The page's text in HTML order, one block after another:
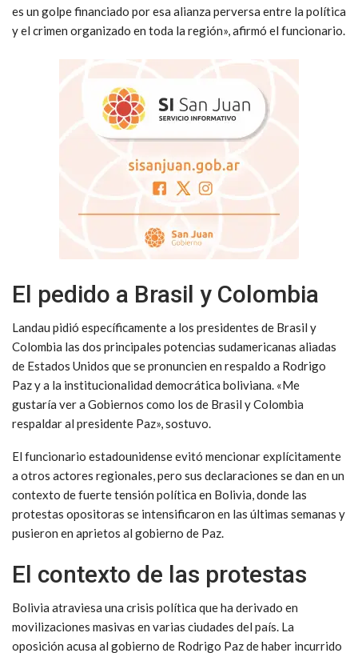
es un golpe financiado por esa alianza perversa entre la política
y el crimen organizado en toda la región», afirmó el funcionario.
El pedido a Brasil y Colombia
Landau pidió específicamente a los presidentes de Brasil y
Colombia las dos principales potencias sudamericanas aliadas
de Estados Unidos que se pronuncien en respaldo a Rodrigo
Paz y a la institucionalidad democrática boliviana. «Me
gustaría ver a Gobiernos como los de Brasil y Colombia
respaldar al presidente Paz», sostuvo.
El funcionario estadounidense evitó mencionar explícitamente
a otros actores regionales, pero sus declaraciones se dan en un
contexto de fuerte tensión política en Bolivia, donde las
protestas opositoras se intensificaron en las últimas semanas y
pusieron en aprietos al gobierno de Paz.
El contexto de las protestas
Bolivia atraviesa una crisis política que ha derivado en
movilizaciones masivas en varias ciudades del país. La
oposición acusa al gobierno de Rodrigo Paz de haber incurrido